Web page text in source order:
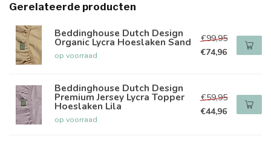
Gerelateerde producten
Beddinghouse Dutch Design
Organic Lycra Hoeslaken Sand
op voorraad
€99,95
€74,96
Beddinghouse Dutch Design
Premium Jersey Lycra Topper
Hoeslaken Lila
op voorraad
€59,95
€44,96